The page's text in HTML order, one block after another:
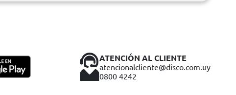
ATENCIÓN AL CLIENTE
atencionalcliente@disco.com.uy
0800 4242